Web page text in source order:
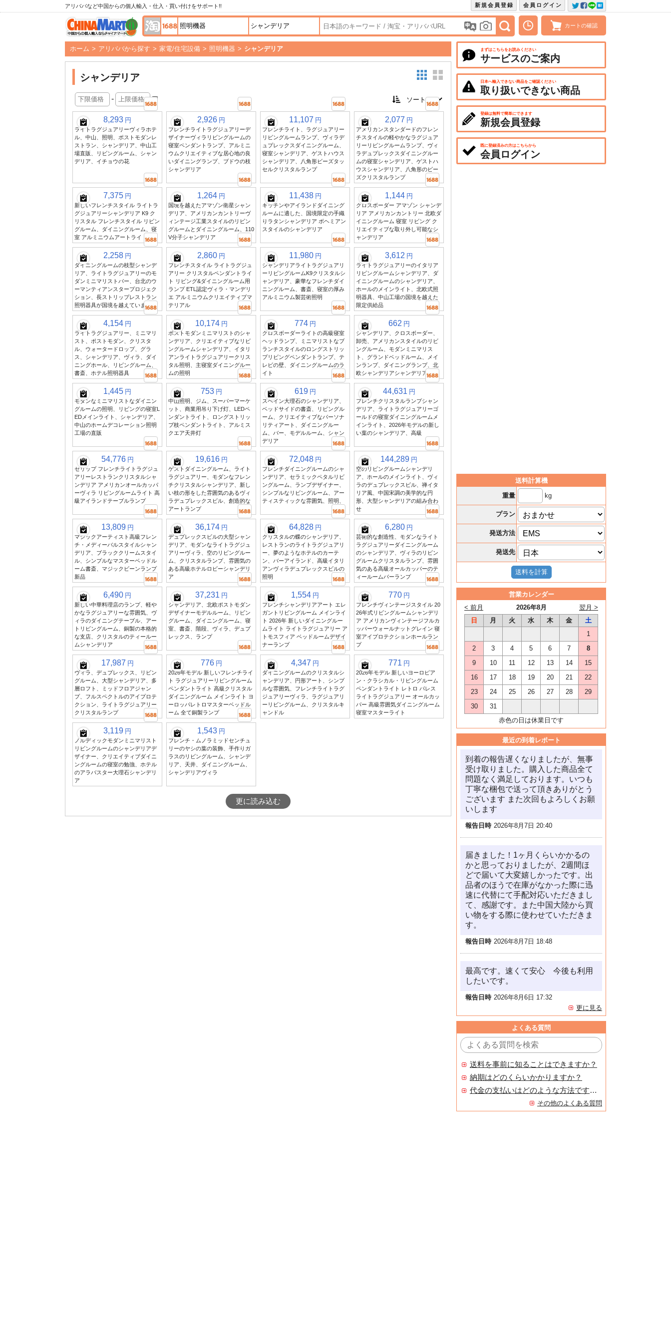
アリババなど中国からの個人輸入・仕入・買い付けをサポート!! 会員ログイン
新規会員登録
カートの確認
ホーム > アリババから探す > 家電/住宅設備 > 照明機器 > シャンデリア
シャンデリア
- 円
8,293 円
ライトラグジュアリーヴィラホテ
ル、中山、照明、ポストモダンレ
ストラン、シャンデリア、中山工
場直販、リビングルーム、シャン
デリア、イチョウの花
2,926 円
フレンチライトラグジュアリーデ
ザイナーヴィラリビングルームの
寝室ペンダントランプ、アルミニ
ウムクリエイティブな居心地の良
いダイニングランプ、ブドウの枝
シャンデリア
11,107 円
フレンチライト、ラグジュアリー
リビングルームランプ、ヴィラデ
ュプレックスダイニングルーム、
寝室シャンデリア、ゲストハウス
シャンデリア、八角形ビーズタッ
セルクリスタルランプ
2,077 円
アメリカンスタンダードのフレン
チスタイルの軽やかなラグジュア
リーリビングルームランプ、ヴィ
ラデュプレックスダイニングルー
ムの寝室シャンデリア、ゲストハ
ウスシャンデリア、八角形のビー
ズクリスタルランプ
7,375 円
新しいフレンチスタイル ライトラ
グジュアリーシャンデリア K9 ク
リスタル フレンチスタイル リビン
グルーム、ダイニングルーム、寝
室 アルミニウムアートライト
1,264 円
国境を越えたアマゾン衛星シャン
デリア、アメリカンカントリーヴ
ィンテージ工業スタイルのリビン
グルームとダイニングルーム、110
V分子シャンデリア
11,438 円
キッチンやアイランドダイニング
ルームに適した、国境限定の手織
りラタンシャンデリア ボヘミアン
スタイルのシャンデリア
1,144 円
クロスボーダー アマゾン シャンデ
リア アメリカンカントリー 北欧ダ
イニングルーム 寝室 リビング ク
リエイティブな取り外し可能なシ
ャンデリア
2,258 円
ダイニングルームの枝型シャンデ
リア、ライトラグジュアリーのモ
ダンミニマリストバー、台北のウ
ーマンティアンスタープロジェク
ション、長ストリップレストラン
照明器具が国境を越えています
2,860 円
フレンチスタイル ライトラグジュ
アリー クリスタルペンダントライ
ト リビング&ダイニングルーム用
ランプ ETL認定ヴィラ・マンデリ
エ アルミニウムクリエイティブマ
テリアル
11,980 円
シャンデリアライトラグジュアリ
ーリビングルームK9クリスタルシ
ャンデリア、豪華なフレンチダイ
ニングルーム、書斎、寝室の厚み
アルミニウム製芸術照明
3,612 円
ライトラグジュアリーのイタリア
リビングルームシャンデリア、ダ
イニングルームのシャンデリア、
ホールのメインライト、北欧式照
明器具、中山工場の国境を越えた
限定供給品
4,154 円
ライトラグジュアリー、ミニマリ
スト、ポストモダン、クリスタ
ル、ウォータードロップ、グラ
ス、シャンデリア、ヴィラ、ダイ
ニングホール、リビングルーム、
書斎、ホテル照明器具
10,174 円
ポストモダンミニマリストのシャ
ンデリア、クリエイティブなリビ
ングルームシャンデリア、イタリ
アンライトラグジュアリークリス
タル照明、主寝室ダイニングルー
ムの照明
774 円
クロスボーダーライトの高級寝室
ヘッドランプ、ミニマリストなブ
ランチスタイルのロングストリッ
プリビングペンダントランプ、テ
レビの壁、ダイニングルームのラ
イト
662 円
シャンデリア、クロスボーダー、
卸売、アメリカンスタイルのリビ
ングルーム、モダンミニマリス
ト、グランドベッドルーム、メイ
ンランプ、ダイニングランプ、北
欧シャンデリアシャンデリア
1,445 円
モダンなミニマリストなダイニン
グルームの照明、リビングの寝室L
EDメインライト、シャンデリア、
中山のホームデコレーション照明
工場の直販
753 円
中山照明、ジム、スーパーマーケ
ット、商業用吊り下げ灯、LEDペ
ンダントライト、ロングストリッ
プ枝ペンダントライト、アルミス
クエア天井灯
619 円
スペイン大理石のシャンデリア、
ベッドサイドの書斎、リビングル
ーム、クリエイティブなパーソナ
リティアート、ダイニングルー
ム、バー、モデルルーム、シャン
デリア
44,631 円
フレンチクリスタルランプシャン
デリア、ライトラグジュアリーゴ
ールドの寝室ダイニングルームメ
インライト、2026年モデルの新し
い葉のシャンデリア、高級
54,776 円
セリップ フレンチライトラグジュ
アリーレストランクリスタルシャ
ンデリア アメリカンオールカッパ
ーヴィラ リビングルームライト 高
級アイランドテーブルランプ
19,616 円
ゲストダイニングルーム、ライト
ラグジュアリー、モダンなフレン
チクリスタルシャンデリア、新し
い枝の形をした雰囲気のあるヴィ
ラデュプレックスビル、創造的な
アートランプ
72,048 円
フレンチダイニングルームのシャ
ンデリア、セラミックペタルリビ
ングルーム、ランプデザイナー、
シンプルなリビングルーム、アー
ティスティックな雰囲気、照明、
144,289 円
空のリビングルームシャンデリ
ア、ホールのメインライト、ヴィ
ラのデュプレックスビル、禅イタ
リア風、中国宋調の美学的な円
形、大型シャンデリアの組み合わ
せ
13,809 円
マジックアーティスト高級フレン
チ・メディーバルスタイルシャン
デリア、ブラッククリームスタイ
ル、シンプルなマスターベッドル
ーム書斎、マジックビーンランプ
新品
36,174 円
デュプレックスビルの大型シャン
デリア、モダンなライトラグジュ
アリーヴィラ、空のリビングルー
ム、クリスタルランプ、雰囲気の
ある高級ホテルロビーシャンデリ
ア
64,828 円
クリスタルの蝶のシャンデリア、
レストランのライトラグジュアリ
ー、夢のようなホテルのカーテ
ン、バーアイランド、高級イタリ
アンヴィラデュプレックスビルの
照明
6,280 円
芸術的な創造性、モダンなライト
ラグジュアリーダイニングルーム
のシャンデリア、ヴィラのリビン
グルームクリスタルランプ、雰囲
気のある高級オールカッパーのテ
ィールームバーランプ
6,490 円
新しい中華料理店のランプ、軽や
かなラグジュアリーな雰囲気、ヴ
ィラのダイニングテーブル、アー
トリビングルーム、銅製の本格的
な支店、クリスタルのティールー
ムシャンデリア
37,231 円
シャンデリア、北欧ポストモダン
デザイナーモデルルーム、リビン
グルーム、ダイニングルーム、寝
室、書斎、階段、ヴィラ、デュプ
レックス、ランプ
1,554 円
フレンチシャンデリアアート エレ
ガントリビングルーム メインライ
ト 2026年 新しいダイニングルー
ムライト ライトラグジュアリー ア
トモスフィア ベッドルームデザイ
ナーランプ
770 円
フレンチヴィンテージスタイル 20
26年式リビングルームシャンデリ
ア アメリカンヴィンテージフルカ
ッパーウォールナットグレイン 寝
室アイプロテクションホールラン
プ
17,987 円
ヴィラ、デュプレックス、リビン
グルーム、大型シャンデリア、多
層ロフト、ミッドフロアジャン
プ、フルスペクトルのアイプロテ
クション、ライトラグジュアリー
クリスタルランプ
776 円
2026年モデル 新しいフレンチライ
ト ラグジュアリーリビングルーム
ペンダントライト 高級クリスタル
ダイニングルーム メインライト ヨ
ーロッパレトロマスターベッドル
ーム 全て銅製ランプ
4,347 円
ダイニングルームのクリスタルシ
ャンデリア、円形アート、シンプ
ルな雰囲気、フレンチライトラグ
ジュアリーヴィラ、ラグジュアリ
ーリビングルーム、クリスタルキ
ャンドル
771 円
2026年モデル 新しいヨーロピア
ン・クラシカル・リビングルーム
ペンダントライト レトロ パレス
ライトラグジュアリー オールカッ
パー 高級雰囲気ダイニングルーム
寝室マスターライト
3,119 円
ノルディックモダンミニマリスト
リビングルームのシャンデリアデ
ザイナー、クリエイティブダイニ
ングルームの寝室の勉強、ホテル
のアラバスター大理石シャンデリ
ア
1,543 円
フレンチ・ムノラミッドセンチュ
リーのヤシの葉の装飾、手作りガ
ラスのリビングルーム、シャンデ
リア、天井、ダイニングルーム、
シャンデリアヴィラ
更に読み込む
まずはこちらをお読みください
サービスのご案内
日本へ輸入できない商品をご確認ください
取り扱いできない商品
登録は無料で簡単にできます
新規会員登録
既に登録済みの方はこちらから
会員ログイン
送料計算機
重量
kg
プラン
発送方法
発送先
営業カレンダー
2026年8月
< 前月
翌月 >
日
月 火 水 木 金
土
1
2
3 4 5 6 7
8
9
10 11 12 13 14
15
16
17 18 19 20 21
22
23
24 25 26 27 28
29
30
31
赤色の日は休業日です
最近の到着レポート
到着の報告遅くなりましたが、無事
受け取りました。購入した商品全て
問題なく満足しております。いつも
丁寧な梱包で送って頂きありがとう
ございます また次回もよろしくお願
いします
報告日時 2026年8月7日 20:40
届きました！1ヶ月くらいかかるの
かと思っておりましたが、2週間ほ
どで届いて大変嬉しかったです。出
品者のほうで在庫がなかった際に迅
速に代替にて手配対応いただきまし
て、感謝です。また中国大陸から買
い物をする際に使わせていただきま
す。
報告日時 2026年8月7日 18:48
最高です。速くて安心 今後も利用
したいです。
報告日時 2026年8月6日 17:32
更に見る
よくある質問
送料を事前に知ることはできますか？
納期はどのくらいかかりますか？
代金の支払いはどのような方法ですか？
その他のよくある質問